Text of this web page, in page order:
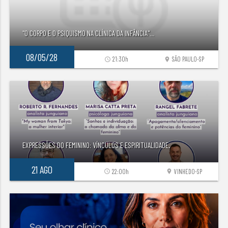
"O CORPO E O PSIQUISMO NA CLÍNICA DA INFÂNCIA"...
08/05/28 location_on SÃO PAULO-SP
access_time 21:30h
EXPRESSÕES DO FEMININO: VÍNCULOS E ESPIRITUALIDADE.
21 AGO location_on VINHEDO-SP
access_time 22:00h